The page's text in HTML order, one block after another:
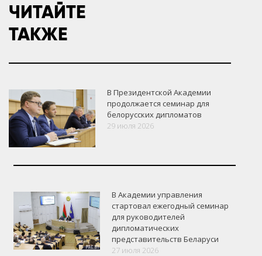
ЧИТАЙТЕ
ТАКЖЕ
В Президентской Академии
продолжается семинар для
белорусских дипломатов
29 июля 2026
В Академии управления
стартовал ежегодный семинар
для руководителей
дипломатических
представительств Беларуси
27 июля 2026